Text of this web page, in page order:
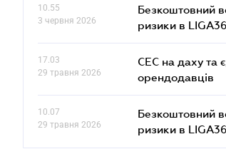
10.55
3 червня 2026
Безкоштовний
ризики в
17.03
29 травня 2026
СЕС на даху та
орендодавців
10.07
29 травня 2026
Безкоштовний
ризики в